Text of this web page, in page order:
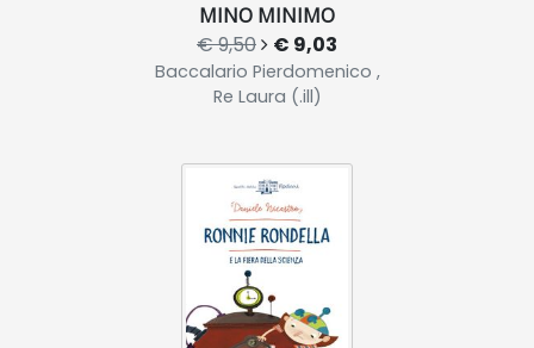
MINO MINIMO
€ 9,50 € 9,03
Baccalario Pierdomenico ,
Re Laura (.ill)